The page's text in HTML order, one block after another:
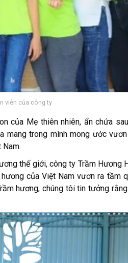
viên của công ty
của Mẹ thiên nhiên, ẩn chứa
mang trong mình mong ước
thế giới, công ty Trầm Hương
của Việt Nam vươn ra tầm
hương, chúng tôi tin tưởng